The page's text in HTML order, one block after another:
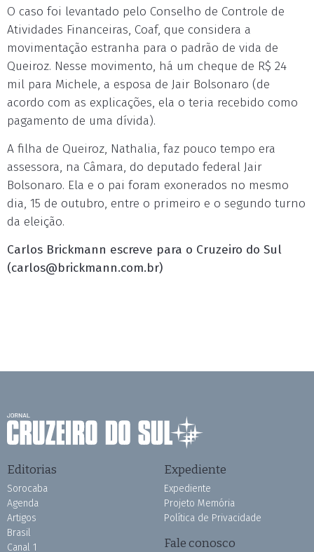
O caso foi levantado pelo Conselho de Controle de
Atividades Financeiras, Coaf, que considera a
movimentação estranha para o padrão de vida de
Queiroz. Nesse movimento, há um cheque de R$ 24
mil para Michele, a esposa de Jair Bolsonaro (de
acordo com as explicações, ela o teria recebido como
pagamento de uma dívida).
A filha de Queiroz, Nathalia, faz pouco tempo era
assessora, na Câmara, do deputado federal Jair
Bolsonaro. Ela e o pai foram exonerados no mesmo
dia, 15 de outubro, entre o primeiro e o segundo turno
da eleição.
Carlos Brickmann escreve para o Cruzeiro do Sul
(carlos@brickmann.com.br)
Editorias
Sorocaba
Agenda
Artigos
Brasil
Canal 1
Expediente
Expediente
Projeto Memória
Política de Privacidade
Fale conosco